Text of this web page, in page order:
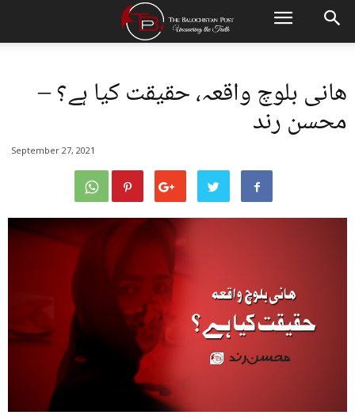
ھانی بلوچ واقعہ، حقیقت کیا ہے؟ –
محسن رند
September 27, 2021